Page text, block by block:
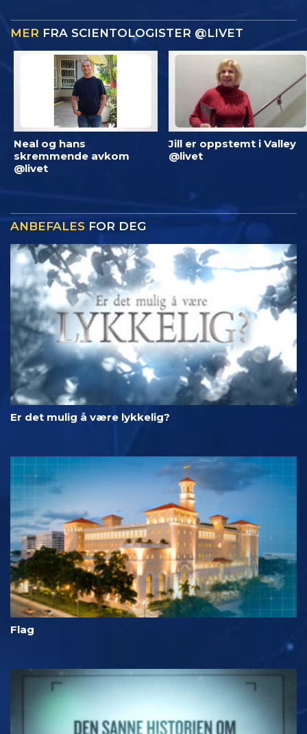
MER FRA SCIENTOLOGISTER @LIVET
Neal og hans
skremmende avkom
@livet
Jill er oppstemt i Valley
@livet
ANBEFALES FOR DEG
Er det mulig å være lykkelig?
Flag